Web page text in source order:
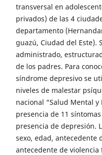
transversal en
privados) de las 4
departamento
guazú, Ciudad del Este).
administrado,
de los padres. Para
síndrome depresivo se
niveles de malestar
nacional “Salud Mental y
presencia de 11
presencia de depresión.
sexo, edad, antecedente
antecedente de